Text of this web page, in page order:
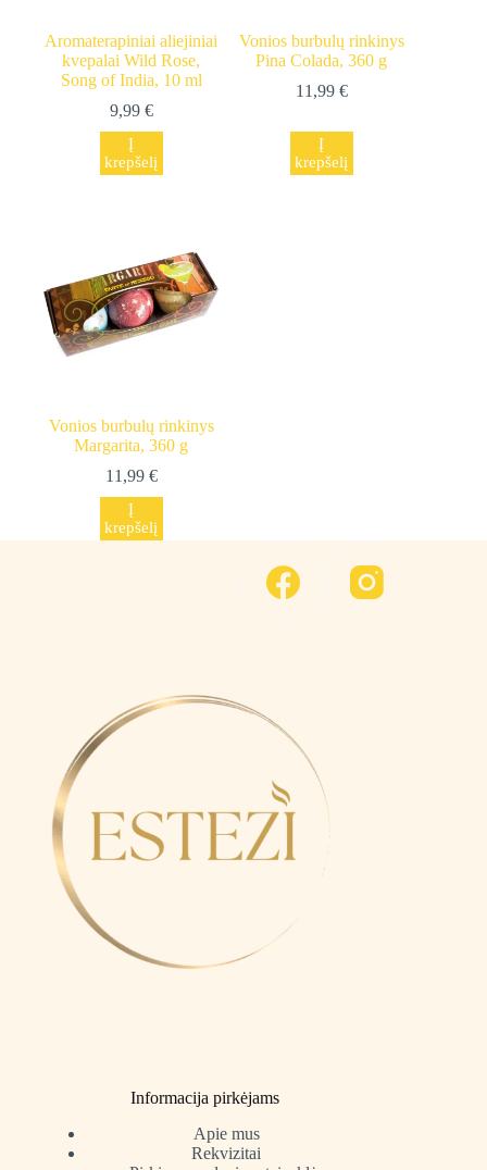
Aromaterapiniai aliejiniai
kvepalai Wild Rose,
Song of India, 10 ml
9,99 €
Į
krepšelį
Vonios burbulų rinkinys
Pina Colada, 360 g
11,99 €
Į
krepšelį
Vonios burbulų rinkinys
Margarita, 360 g
11,99 €
Į
krepšelį
Informacija pirkėjams
Apie mus
Rekvizitai